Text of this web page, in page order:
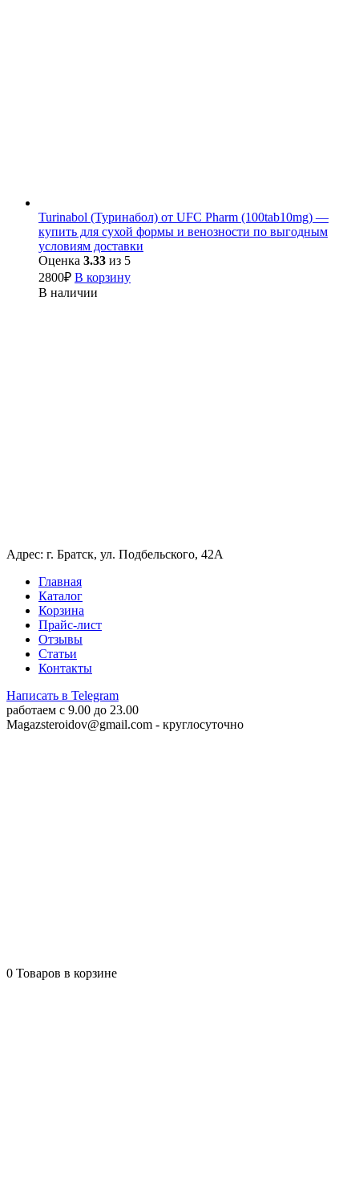
Turinabol (Туринабол) от UFC Pharm (100tab10mg) —
купить для сухой формы и венозности по выгодным
условиям доставки
Оценка 3.33 из 5
2800₽ В корзину
В наличии
Адрес: г. Братск, ул. Подбельского, 42А
Главная
Каталог
Корзина
Прайс-лист
Отзывы
Статьи
Контакты
Написать в Telegram
работаем c 9.00 до 23.00
Magazsteroidov@gmail.com - круглосуточно
0 Товаров в корзине